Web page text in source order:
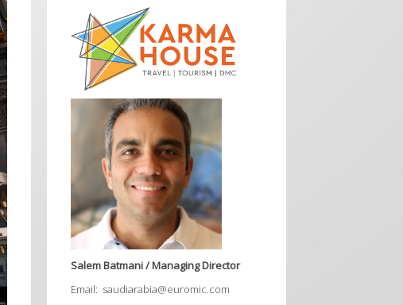
Salem Batmani / Managing Director
Email: saudiarabia@euromic.com